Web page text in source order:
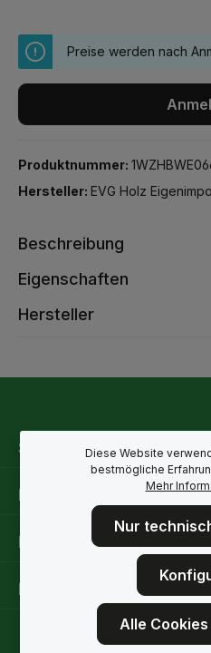
Preise werden nach
Produktnummer:
Hersteller: EVG Holz
Beschreibung
Eigenschaften
Hersteller
Service-Hotline
Rechtliche Hinweise
Informationen
Folge uns
Diese Website
bestmögliche
Mehr
Nur
Alle